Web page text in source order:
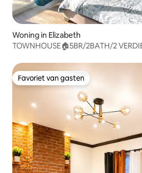
Woning in Elizabeth
TOWNHOUSE🏠5BR/2BATH/2
Favoriet van gasten
Favoriet van gasten